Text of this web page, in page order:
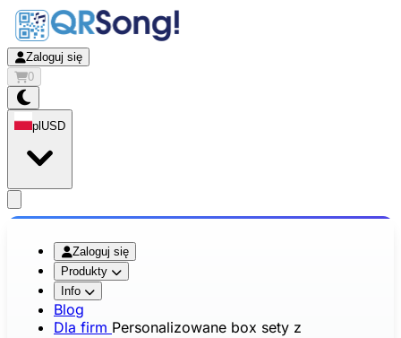
Zaloguj się
0
pl USD
Zaloguj się
Produkty
Info
Blog
Dla firm Personalizowane box sety z